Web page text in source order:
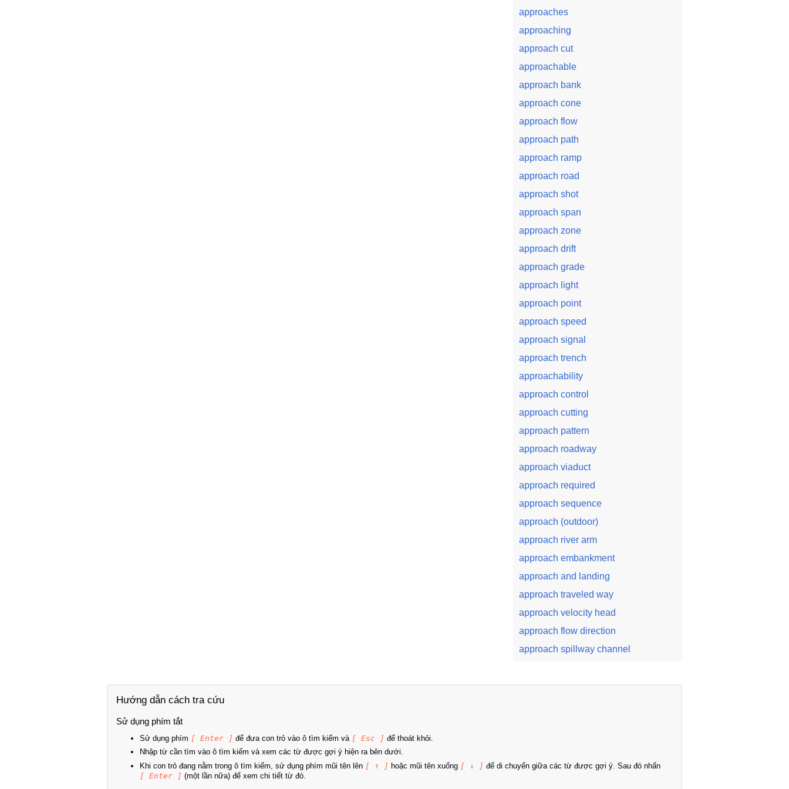
approaches
approaching
approach cut
approachable
approach bank
approach cone
approach flow
approach path
approach ramp
approach road
approach shot
approach span
approach zone
approach drift
approach grade
approach light
approach point
approach speed
approach signal
approach trench
approachability
approach control
approach cutting
approach pattern
approach roadway
approach viaduct
approach required
approach sequence
approach (outdoor)
approach river arm
approach embankment
approach and landing
approach traveled way
approach velocity head
approach flow direction
approach spillway channel
Hướng dẫn cách tra cứu
Sử dụng phím tắt
Sử dụng phím [ Enter ] để đưa con trỏ vào ô tìm kiếm và [ Esc ] để thoát khỏi.
Nhập từ cần tìm vào ô tìm kiếm và xem các từ được gợi ý hiện ra bên dưới.
Khi con trỏ đang nằm trong ô tìm kiếm, sử dụng phím mũi tên lên [ ↑ ] hoặc mũi tên xuống [ ↓ ] để di chuyển giữa các từ được gợi ý. Sau đó nhấn
[ Enter ] (một lần nữa) để xem chi tiết từ đó.